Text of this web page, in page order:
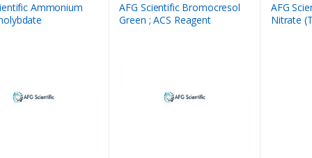
Ammonium
AFG Scientific Bromocresol
Green ; ACS Reagent
AFG
Nitrate